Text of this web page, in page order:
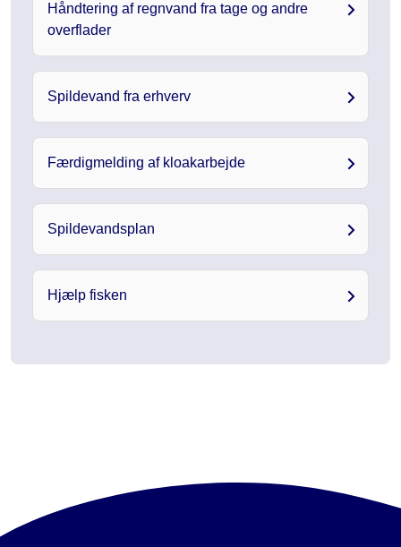
Håndtering af regnvand fra tage og andre
overflader
Spildevand fra erhverv
Færdigmelding af kloakarbejde
Spildevandsplan
Hjælp fisken